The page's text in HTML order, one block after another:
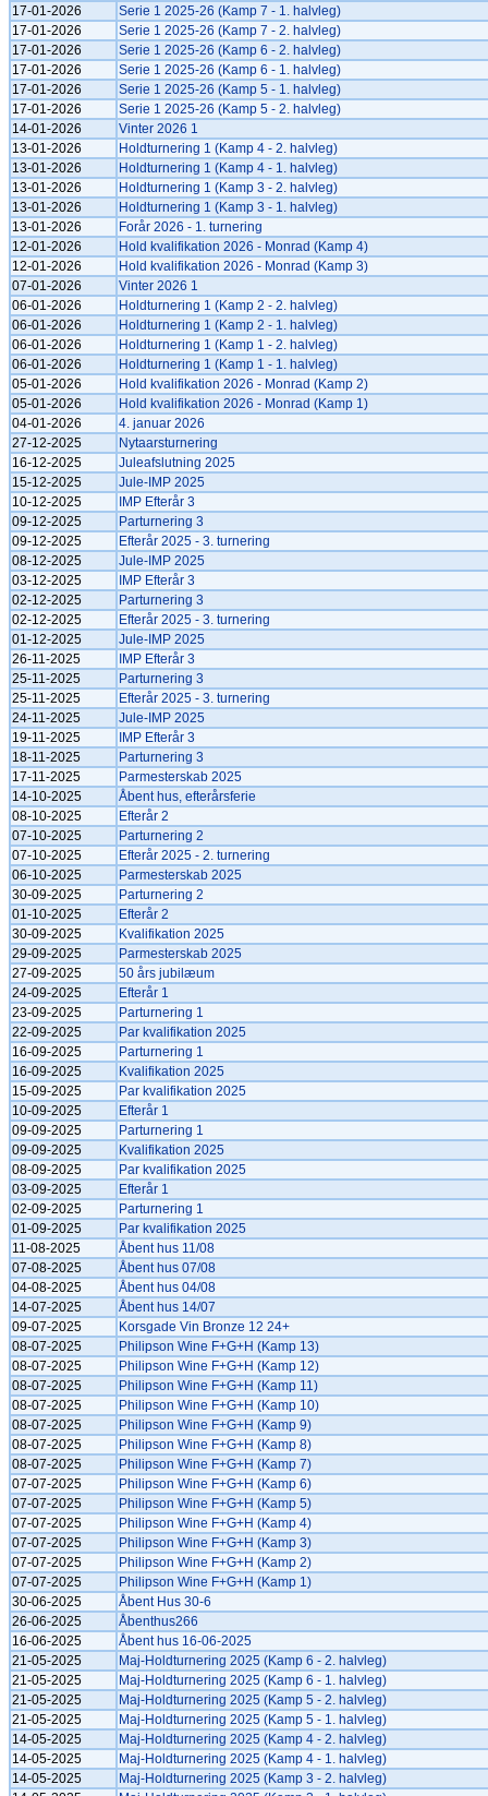
17-01-2026
Serie 1 2025-26 (Kamp 7 - 1. halvleg)
17-01-2026
Serie 1 2025-26 (Kamp 7 - 2. halvleg)
17-01-2026
Serie 1 2025-26 (Kamp 6 - 2. halvleg)
17-01-2026
Serie 1 2025-26 (Kamp 6 - 1. halvleg)
17-01-2026
Serie 1 2025-26 (Kamp 5 - 1. halvleg)
17-01-2026
Serie 1 2025-26 (Kamp 5 - 2. halvleg)
14-01-2026
Vinter 2026 1
13-01-2026
Holdturnering 1 (Kamp 4 - 2. halvleg)
13-01-2026
Holdturnering 1 (Kamp 4 - 1. halvleg)
13-01-2026
Holdturnering 1 (Kamp 3 - 2. halvleg)
13-01-2026
Holdturnering 1 (Kamp 3 - 1. halvleg)
13-01-2026
Forår 2026 - 1. turnering
12-01-2026
Hold kvalifikation 2026 - Monrad (Kamp 4)
12-01-2026
Hold kvalifikation 2026 - Monrad (Kamp 3)
07-01-2026
Vinter 2026 1
06-01-2026
Holdturnering 1 (Kamp 2 - 2. halvleg)
06-01-2026
Holdturnering 1 (Kamp 2 - 1. halvleg)
06-01-2026
Holdturnering 1 (Kamp 1 - 2. halvleg)
06-01-2026
Holdturnering 1 (Kamp 1 - 1. halvleg)
05-01-2026
Hold kvalifikation 2026 - Monrad (Kamp 2)
05-01-2026
Hold kvalifikation 2026 - Monrad (Kamp 1)
04-01-2026
4. januar 2026
27-12-2025
Nytaarsturnering
16-12-2025
Juleafslutning 2025
15-12-2025
Jule-IMP 2025
10-12-2025
IMP Efterår 3
09-12-2025
Parturnering 3
09-12-2025
Efterår 2025 - 3. turnering
08-12-2025
Jule-IMP 2025
03-12-2025
IMP Efterår 3
02-12-2025
Parturnering 3
02-12-2025
Efterår 2025 - 3. turnering
01-12-2025
Jule-IMP 2025
26-11-2025
IMP Efterår 3
25-11-2025
Parturnering 3
25-11-2025
Efterår 2025 - 3. turnering
24-11-2025
Jule-IMP 2025
19-11-2025
IMP Efterår 3
18-11-2025
Parturnering 3
17-11-2025
Parmesterskab 2025
14-10-2025
Åbent hus, efterårsferie
08-10-2025
Efterår 2
07-10-2025
Parturnering 2
07-10-2025
Efterår 2025 - 2. turnering
06-10-2025
Parmesterskab 2025
30-09-2025
Parturnering 2
01-10-2025
Efterår 2
30-09-2025
Kvalifikation 2025
29-09-2025
Parmesterskab 2025
27-09-2025
50 års jubilæum
24-09-2025
Efterår 1
23-09-2025
Parturnering 1
22-09-2025
Par kvalifikation 2025
16-09-2025
Parturnering 1
16-09-2025
Kvalifikation 2025
15-09-2025
Par kvalifikation 2025
10-09-2025
Efterår 1
09-09-2025
Parturnering 1
09-09-2025
Kvalifikation 2025
08-09-2025
Par kvalifikation 2025
03-09-2025
Efterår 1
02-09-2025
Parturnering 1
01-09-2025
Par kvalifikation 2025
11-08-2025
Åbent hus 11/08
07-08-2025
Åbent hus 07/08
04-08-2025
Åbent hus 04/08
14-07-2025
Åbent hus 14/07
09-07-2025
Korsgade Vin Bronze 12 24+
08-07-2025
Philipson Wine F+G+H (Kamp 13)
08-07-2025
Philipson Wine F+G+H (Kamp 12)
08-07-2025
Philipson Wine F+G+H (Kamp 11)
08-07-2025
Philipson Wine F+G+H (Kamp 10)
08-07-2025
Philipson Wine F+G+H (Kamp 9)
08-07-2025
Philipson Wine F+G+H (Kamp 8)
08-07-2025
Philipson Wine F+G+H (Kamp 7)
07-07-2025
Philipson Wine F+G+H (Kamp 6)
07-07-2025
Philipson Wine F+G+H (Kamp 5)
07-07-2025
Philipson Wine F+G+H (Kamp 4)
07-07-2025
Philipson Wine F+G+H (Kamp 3)
07-07-2025
Philipson Wine F+G+H (Kamp 2)
07-07-2025
Philipson Wine F+G+H (Kamp 1)
30-06-2025
Åbent Hus 30-6
26-06-2025
Åbenthus266
16-06-2025
Åbent hus 16-06-2025
21-05-2025
Maj-Holdturnering 2025 (Kamp 6 - 2. halvleg)
21-05-2025
Maj-Holdturnering 2025 (Kamp 6 - 1. halvleg)
21-05-2025
Maj-Holdturnering 2025 (Kamp 5 - 2. halvleg)
21-05-2025
Maj-Holdturnering 2025 (Kamp 5 - 1. halvleg)
14-05-2025
Maj-Holdturnering 2025 (Kamp 4 - 2. halvleg)
14-05-2025
Maj-Holdturnering 2025 (Kamp 4 - 1. halvleg)
14-05-2025
Maj-Holdturnering 2025 (Kamp 3 - 2. halvleg)